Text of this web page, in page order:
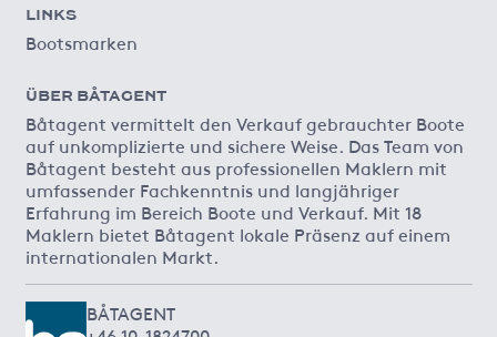
LINKS
Bootsmarken
ÜBER BÅTAGENT
Båtagent vermittelt den Verkauf gebrauchter Boote
auf unkomplizierte und sichere Weise. Das Team von
Båtagent besteht aus professionellen Maklern mit
umfassender Fachkenntnis und langjähriger
Erfahrung im Bereich Boote und Verkauf. Mit 18
Maklern bietet Båtagent lokale Präsenz auf einem
internationalen Markt.
BÅTAGENT